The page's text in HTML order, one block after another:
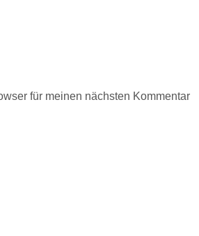
für meinen nächsten Kommentar